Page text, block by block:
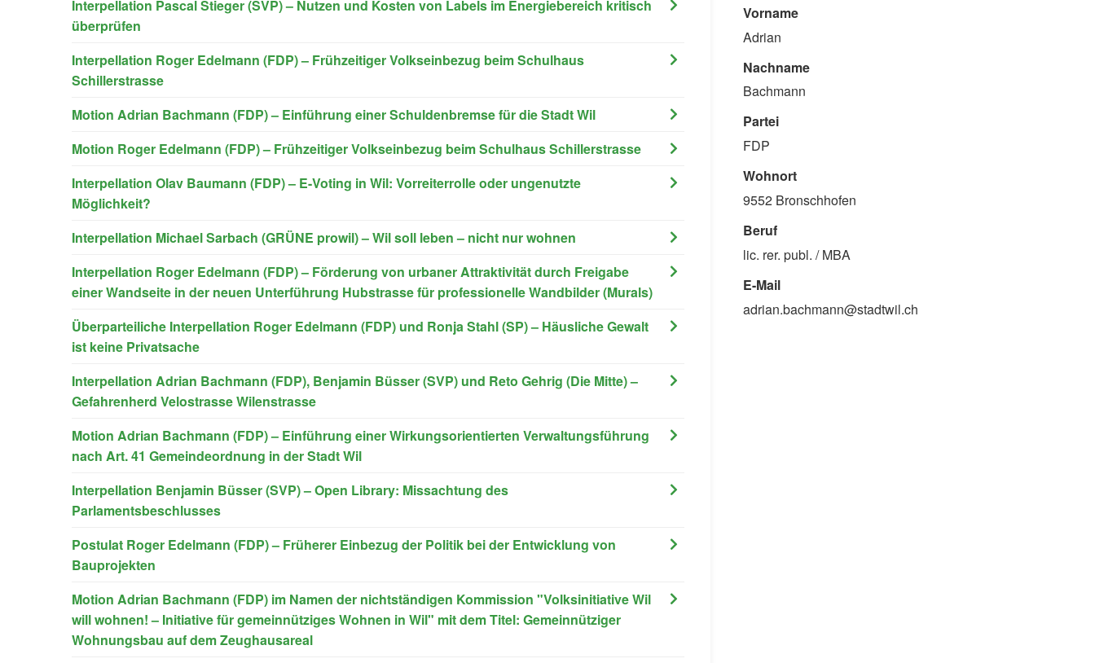
Interpellation Pascal Stieger (SVP) – Nutzen und Kosten von Labels im Energiebereich kritisch
überprüfen
Interpellation Roger Edelmann (FDP) – Frühzeitiger Volkseinbezug beim Schulhaus
Schillerstrasse
Motion Adrian Bachmann (FDP) – Einführung einer Schuldenbremse für die Stadt Wil
Motion Roger Edelmann (FDP) – Frühzeitiger Volkseinbezug beim Schulhaus Schillerstrasse
Interpellation Olav Baumann (FDP) – E-Voting in Wil: Vorreiterrolle oder ungenutzte
Möglichkeit?
Interpellation Michael Sarbach (GRÜNE prowil) – Wil soll leben – nicht nur wohnen
Interpellation Roger Edelmann (FDP) – Förderung von urbaner Attraktivität durch Freigabe
einer Wandseite in der neuen Unterführung Hubstrasse für professionelle Wandbilder (Murals)
Überparteiliche Interpellation Roger Edelmann (FDP) und Ronja Stahl (SP) – Häusliche Gewalt
ist keine Privatsache
Interpellation Adrian Bachmann (FDP), Benjamin Büsser (SVP) und Reto Gehrig (Die Mitte) –
Gefahrenherd Velostrasse Wilenstrasse
Motion Adrian Bachmann (FDP) – Einführung einer Wirkungsorientierten Verwaltungsführung
nach Art. 41 Gemeindeordnung in der Stadt Wil
Interpellation Benjamin Büsser (SVP) – Open Library: Missachtung des
Parlamentsbeschlusses
Postulat Roger Edelmann (FDP) – Früherer Einbezug der Politik bei der Entwicklung von
Bauprojekten
Motion Adrian Bachmann (FDP) im Namen der nichtständigen Kommission "Volksinitiative Wil
will wohnen! – Initiative für gemeinnütziges Wohnen in Wil" mit dem Titel: Gemeinnütziger
Wohnungsbau auf dem Zeughausareal
Vorname
Adrian
Nachname
Bachmann
Partei
FDP
Wohnort
9552 Bronschhofen
Beruf
lic. rer. publ. / MBA
E-Mail
adrian.bachmann@stadtwil.ch